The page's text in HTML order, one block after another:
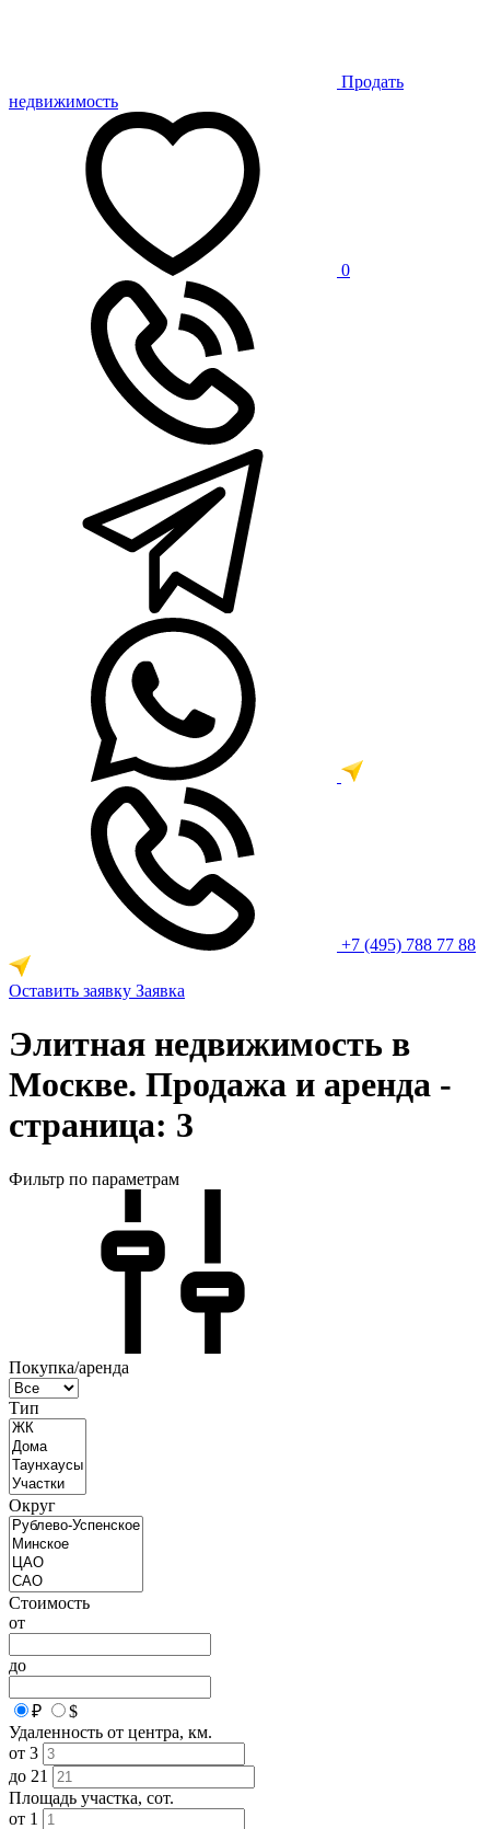
Продать
недвижимость
0
+7 (495) 788 77 88
Оставить заявку Заявка
Элитная недвижимость в
Москве. Продажа и аренда -
страница: 3
Фильтр по параметрам
Покупка/аренда
Тип
Округ
Стоимость
от
до
₽
$
Удаленность от центра, км.
от 3
до 21
Площадь участка, сот.
от 1